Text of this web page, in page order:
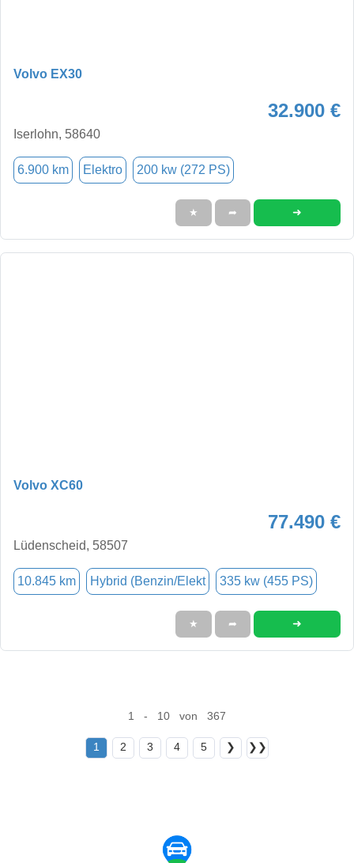
Volvo EX30
32.900 €
Iserlohn, 58640
6.900 km Elektro 200 kw (272 PS)
★ ➦ ➜
Volvo XC60
77.490 €
Lüdenscheid, 58507
10.845 km Hybrid (Benzin/Elekt 335 kw (455 PS)
★ ➦ ➜
1 - 10 von 367
1 2 3 4 5 ❯ ❯❯